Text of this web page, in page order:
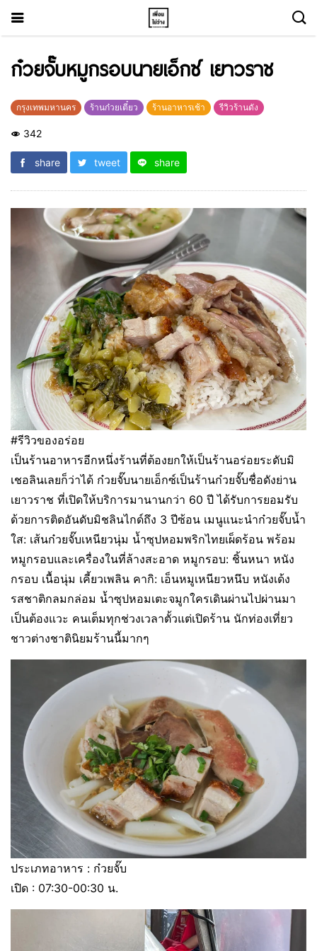
ก๋วยจั๊บหมูกรอบนายเอ็กซ์ เยาวราช
กรุงเทพมหานคร ร้านก๋วยเตี๋ยว ร้านอาหารเช้า รีวิวร้านดัง
342
share tweet share
#รีวิวของอร่อย
เป็นร้านอาหารอีกหนึ่งร้านที่ต้องยกให้เป็นร้านอร่อยระดับมิ
เชอลินเลยก็ว่าได้ ก๋วยจั๊บนายเอ็กซ์เป็นร้านก๋วยจั๊บชื่อดังย่าน
เยาวราช ที่เปิดให้บริการมานานกว่า 60 ปี ได้รับการยอมรับ
ด้วยการติดอันดับมิชลินไกด์ถึง 3 ปีซ้อน เมนูแนะนำก๋วยจั๊บน้ำ
ใส: เส้นก๋วยจั๊บเหนียวนุ่ม น้ำซุปหอมพริกไทยเผ็ดร้อน พร้อม
หมูกรอบและเครื่องในที่ล้างสะอาด หมูกรอบ: ชิ้นหนา หนัง
กรอบ เนื้อนุ่ม เคี้ยวเพลิน คากิ: เอ็นหมูเหนียวหนึบ หนังเด้ง
รสชาติกลมกล่อม น้ำซุปหอมเตะจมูกใครเดินผ่านไปผ่านมา
เป็นต้องแวะ คนเต็มทุกช่วงเวลาตั้วแต่เปิดร้าน นักท่องเที่ยว
ชาวต่างชาตินิยมร้านนี้มากๆ
ประเภทอาหาร : ก๋วยจั๊บ
เปิด : 07:30-00:30 น.